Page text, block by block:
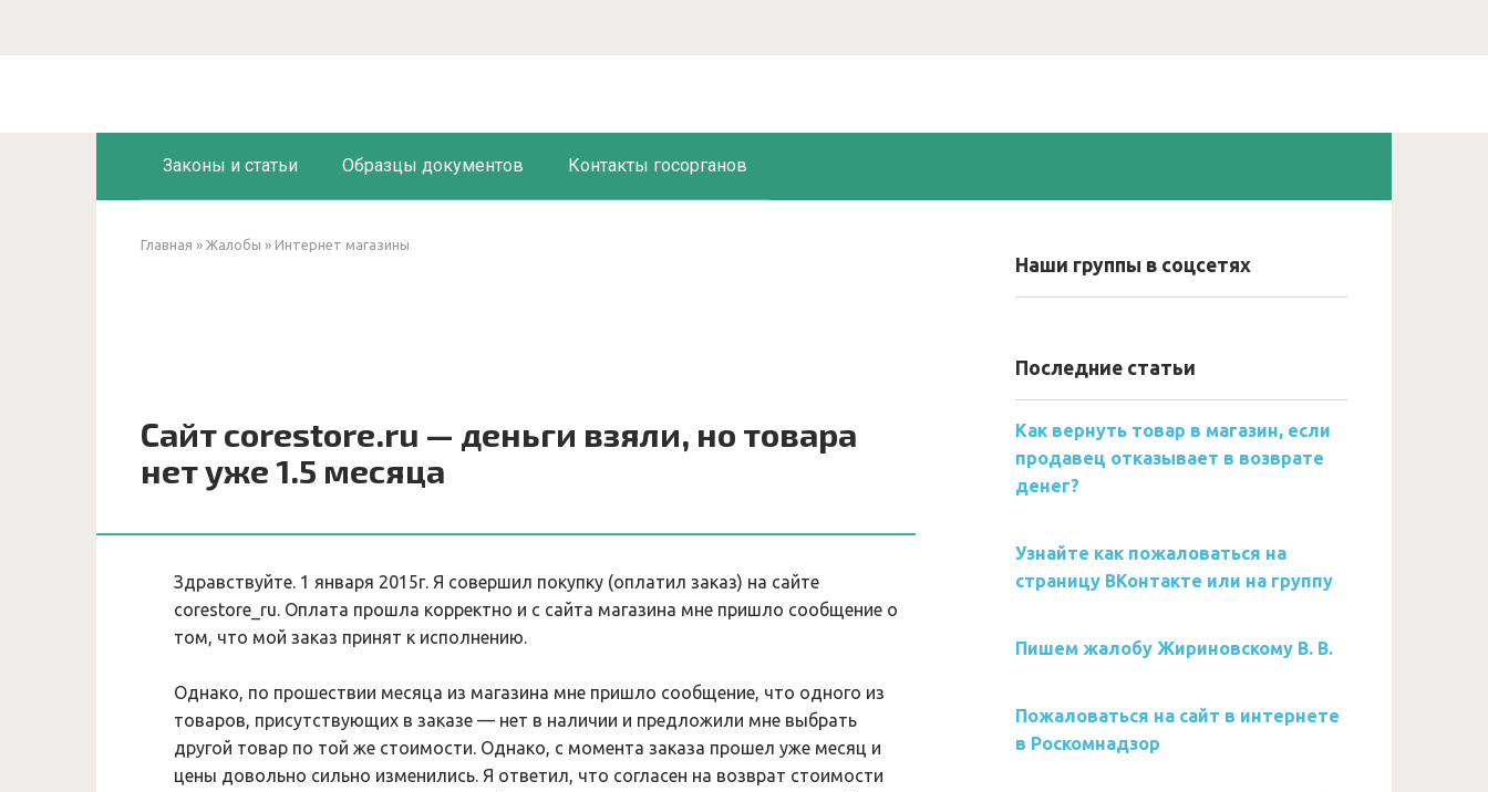
Законы и статьи Образцы документов Контакты госорганов
Главная » Жалобы » Интернет магазины
Сайт corestore.ru — деньги взяли, но товара
нет уже 1.5 месяца
Здравствуйте. 1 января 2015г. Я совершил покупку (оплатил заказ) на сайте
corestore_ru. Оплата прошла корректно и с сайта магазина мне пришло сообщение о
том, что мой заказ принят к исполнению.
Однако, по прошествии месяца из магазина мне пришло сообщение, что одного из
товаров, присутствующих в заказе — нет в наличии и предложили мне выбрать
другой товар по той же стоимости. Однако, с момента заказа прошел уже месяц и
цены довольно сильно изменились. Я ответил, что согласен на возврат стоимости
Наши группы в соцсетях
Последние статьи
Как вернуть товар в магазин, если
продавец отказывает в возврате
денег?
Узнайте как пожаловаться на
страницу ВКонтакте или на группу
Пишем жалобу Жириновскому В. В.
Пожаловаться на сайт в интернете
в Роскомнадзор